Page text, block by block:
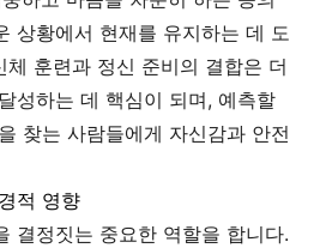
상황에서 현재를 유지하는 데 도
훈련과 정신 준비의 결합은 더
성하는 데 핵심이 되며, 예측할
찾는 사람들에게 자신감과 안전
적 영향
결정짓는 중요한 역할을 합니다.